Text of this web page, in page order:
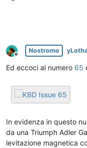
Non in linea
Nostromo
Ed eccoci al numero 65
In evidenza in questo
da una Triumph Adler
levitazione magnetica